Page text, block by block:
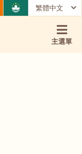
繁體中文
主選單